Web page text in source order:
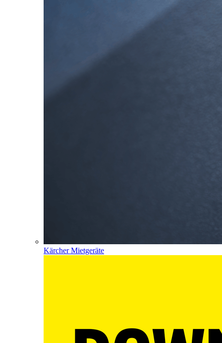
Kärcher Mietgeräte